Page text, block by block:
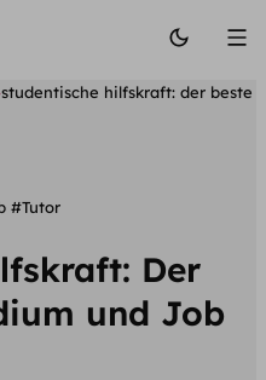
studentische hilfskraft: der beste
#Tutor
Der
und Job